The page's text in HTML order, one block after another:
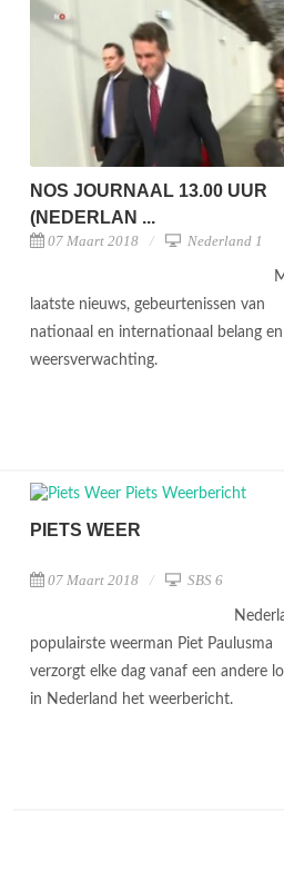
NOS JOURNAAL 13.00 UUR
(NEDERLAN ...
07 Maart 2018 Nederland 1
laatste nieuws, gebeurtenissen van
nationaal en internationaal belang
weersverwachting.
PIETS WEER
07 Maart 2018 SBS 6
populairste weerman Piet Paulusma
verzorgt elke dag vanaf een andere
in Nederland het weerbericht.